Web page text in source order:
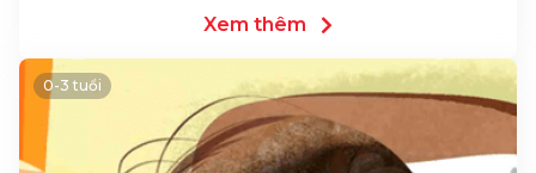
Xem thêm
0-3 tuổi